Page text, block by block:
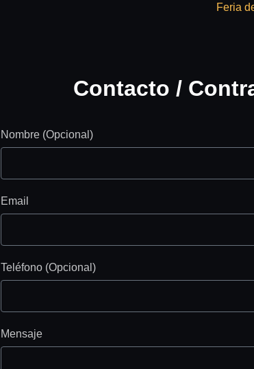
Feria
Contacto /
Nombre (Opcional)
Email
Teléfono (Opcional)
Mensaje